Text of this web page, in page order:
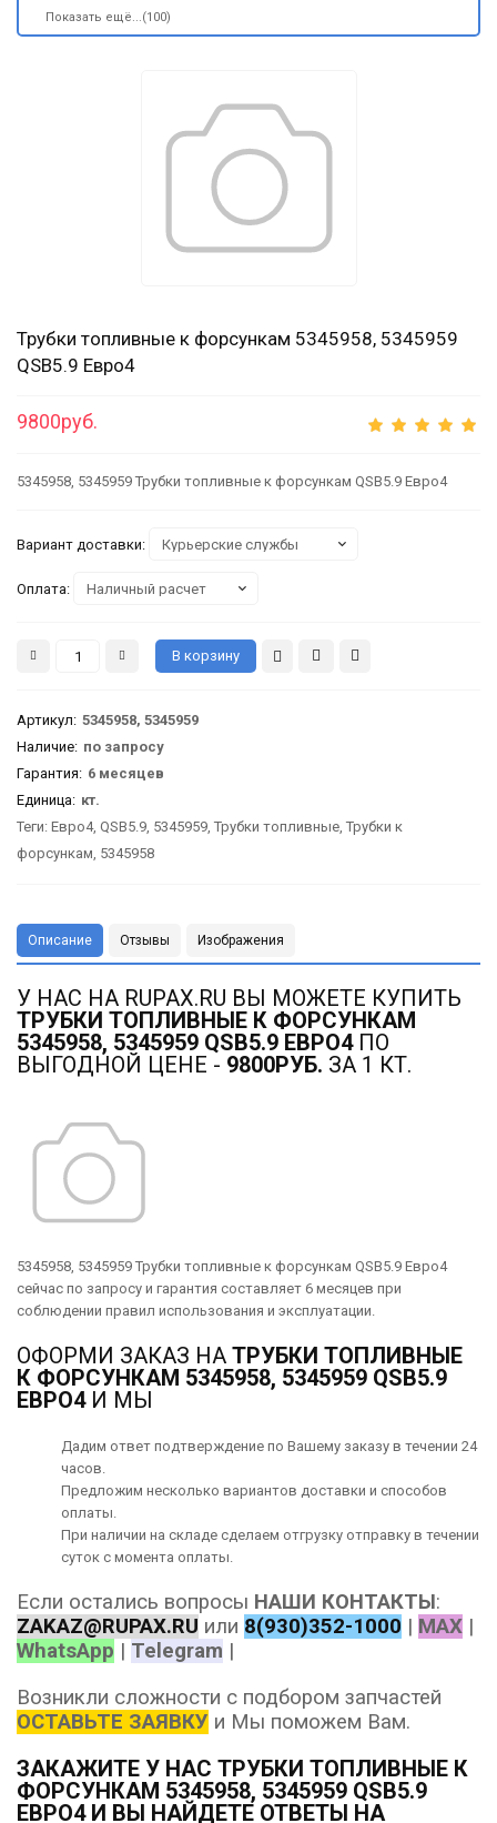
Показать ещё...(100)
Трубки топливные к форсункам 5345958, 5345959
QSB5.9 Евро4
9800руб.
5345958, 5345959 Трубки топливные к форсункам QSB5.9 Евро4
Вариант доставки:
Оплата:
Артикул: 5345958, 5345959
Наличие: по запросу
Гарантия: 6 месяцев
Единица: кт.
Теги: Евро4, QSB5.9, 5345959, Трубки топливные, Трубки к
форсункам, 5345958
Описание Отзывы Изображения
У НАС НА RUPAX.RU ВЫ МОЖЕТЕ КУПИТЬ
ТРУБКИ ТОПЛИВНЫЕ К ФОРСУНКАМ
5345958, 5345959 QSB5.9 ЕВРО4ПО
ВЫГОДНОЙ ЦЕНЕ - 9800РУБ. ЗА 1 КТ.
5345958, 5345959 Трубки топливные к форсункам QSB5.9 Евро4
сейчас по запросу и гарантия составляет 6 месяцев при
соблюдении правил использования и эксплуатации.
ОФОРМИ ЗАКАЗ НА ТРУБКИ ТОПЛИВНЫЕ
К ФОРСУНКАМ 5345958, 5345959 QSB5.9
ЕВРО4И МЫ
Дадим ответ подтверждение по Вашему заказу в течении 24
часов.
Предложим несколько вариантов доставки и способов
оплаты
При наличии на складе сделаем отгрузку отправку в течении
суток с момента оплаты.
Если остались вопросы НАШИ КОНТАКТЫ:
ZAKAZ@RUPAX.RU или 8(930)352-1000 | MAX |
WhatsApp | Telegram |
Возникли сложности с подбором запчастей
ОСТАВЬТЕ ЗАЯВКУ и Мы поможем Вам.
ЗАКАЖИТЕ У НАС ТРУБКИ ТОПЛИВНЫЕ К
ФОРСУНКАМ 5345958, 5345959 QSB5.9
ЕВРО4 И ВЫ НАЙДЕТЕ ОТВЕТЫ НА